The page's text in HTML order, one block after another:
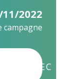
11/2022
campagne
AVEC